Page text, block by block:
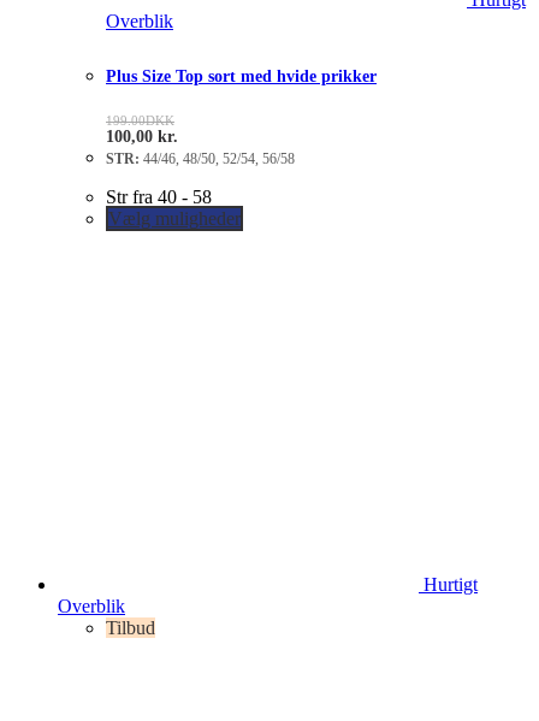
Overblik
Plus Size Top sort med hvide prikker
199.00DKK
100,00 kr.
STR: 44/46, 48/50, 52/54, 56/58
Str fra 40 - 58
Vælg muligheder
Hurtigt
Overblik
Tilbud